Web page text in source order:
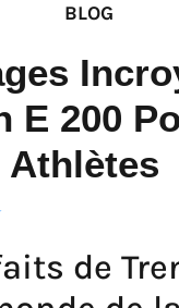
BLOG
E 200
Athlètes
de